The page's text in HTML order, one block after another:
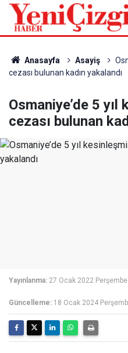
Anasayfa Asayiş
cezası bulunan kadın yakalandı
Osmaniye’de 5
cezası bulunan
Yayınlanma: 27 Ocak 2022
Güncelleme: 18 Ocak 2024